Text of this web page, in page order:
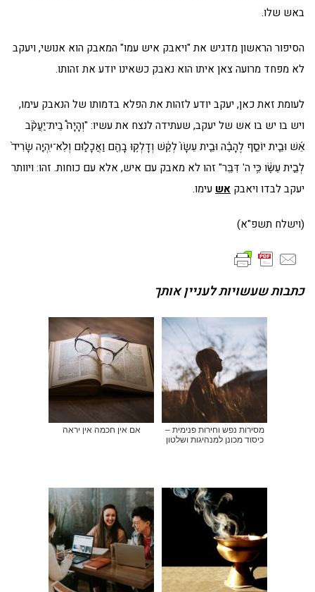
באש שלו.
הסיפור הראשון מדגיש את "ויאבק איש עמו" המאבק הוא אנושי, ויעקב
לא מפחד מרועה צאן איתו הוא נאבק כשאינו יודע את זהותו.
לעומת זאת כאן, יעקב יודע לזהות את הפלא בדמותו של הנאבק עימו,
ויש בו יש בו אש של יעקב, שעתידה לנצח את עשיו: "וְהָיָה֩ בֵית־יַעֲקֹ֨ב
אֵ֜שׁ וּבֵ֧ית יוֹסֵ֣ף לֶהָבָ֗ה וּבֵ֤ית עֵשָׂו֙ לְקַ֔שׁ וְדָלְק֥וּ בָהֶ֖ם וַאֲכָל֑וּם וְלֹֽא־יִֽהְיֶ֤ה שָׂרִיד֙
לְבֵ֣ית עֵשָׂ֔ו כִּ֥י ה' דִּבֵּֽר" זהו לא מאבק עם איש, אלא עם כוחות. זהו: ויוותר
יעקב לבדו ויאבק אש עימו.
(וישלח תשפ"א)
כתבות שעשויות לעניין אותך
מסירות נפש וחירות פנימית –
כיסוד מכונן למנהיגות ושלטון
אם אין חכמה אין יראה